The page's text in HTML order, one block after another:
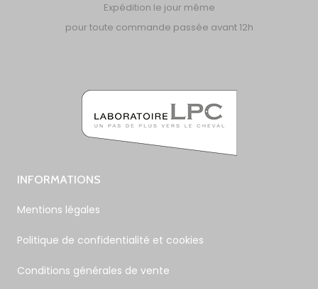
Expédition le jour même
pour toute commande passée avant 12h
INFORMATIONS
Mentions légales
Politique de confidentialité et cookies
Conditions générales de vente